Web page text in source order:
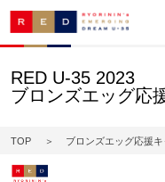
RED U-35 2023
ブロンズエッグ応
TOP ブロンズエッグ応援